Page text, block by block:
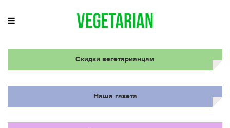
Скидки вегетарианцам
Наша газета